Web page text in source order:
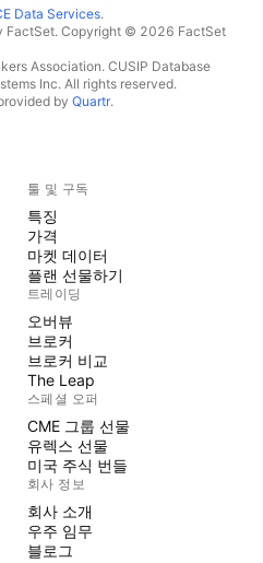
Data Services.
FactSet. Copyright © 2026 FactSet
Association. CUSIP Database
Inc. All rights reserved.
by Quartr.
툴 및 구독
특징
가격
마켓 데이터
플랜 선물하기
트레이딩
오버뷰
브로커
브로커 비교
The Leap
스페셜 오퍼
CME 그룹 선물
유렉스 선물
미국 주식 번들
회사 정보
회사 소개
우주 임무
블로그